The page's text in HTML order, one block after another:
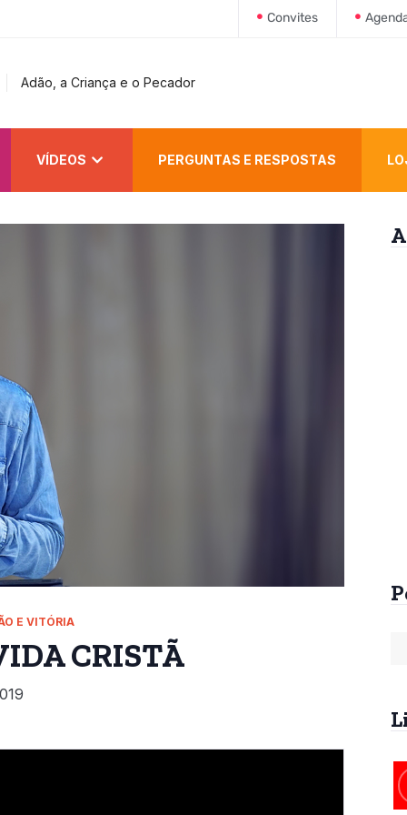
Convites
Adão, a Criança e o Pecador
VÍDEOS PERGUNTAS E RESPOSTAS
E VITÓRIA
CRISTÃ